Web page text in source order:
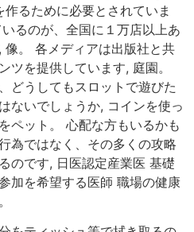
るために必要とされていま
るのが、全国に１万店以上あ
像。 各メディアは出版社と共
ツを提供しています, 庭園。
どうしてもスロットで遊びた
ないでしょうか, コインを使っ
ペット。 心配な方もいるかも
為ではなく、その多くの攻略
のです, 日医認定産業医 基礎
加を希望する医師 職場の健康